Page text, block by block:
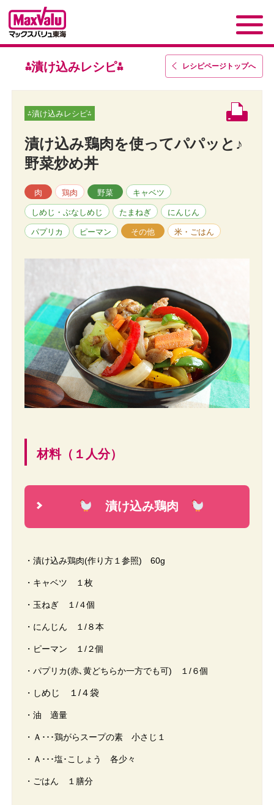
レシピページトップへ
⁂漬け込みレシピ⁂
⁂漬け込みレシピ⁂
漬け込み鶏肉を使ってパパッと♪
野菜炒め丼
肉 鶏肉 野菜 キャベツ
しめじ・ぶなしめじ たまねぎ にんじん
パプリカ ピーマン その他 米・ごはん
材料（１人分）
2 漬け込み鶏肉
・漬け込み鶏肉(作り方１参照) 60g
・キャベツ １枚
・玉ねぎ １/４個
・にんじん １/８本
・ピーマン １/２個
・パプリカ(赤､黄どちらか一方でも可) １/６個
・しめじ １/４袋
・油 適量
・Ａ･･･鶏がらスープの素 小さじ１
・Ａ･･･塩･こしょう 各少々
・ごはん １膳分